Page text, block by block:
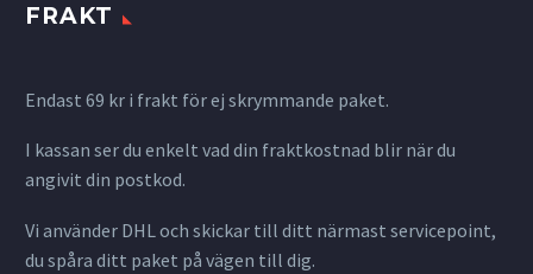
FRAKT
Endast 69 kr i frakt för ej skrymmande paket.
I kassan ser du enkelt vad din fraktkostnad blir när du
angivit din postkod.
Vi använder DHL och skickar till ditt närmast servicepoint,
du spåra ditt paket på vägen till dig.